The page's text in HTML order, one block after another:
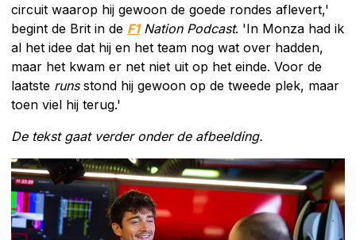
circuit waarop hij gewoon de goede rondes aflevert,'
begint de Brit in de F1Nation Podcast. 'In Monza had ik
al het idee dat hij en het team nog wat over hadden,
maar het kwam er net niet uit op het einde. Voor de
laatste runsstond hij gewoon op de tweede plek, maar
toen viel hij terug.'
De tekst gaat verder onder de afbeelding.